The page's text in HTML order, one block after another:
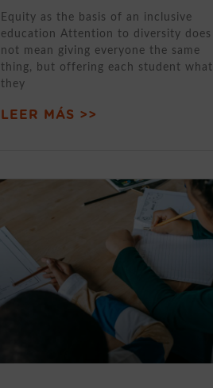
Equity as the basis of an inclusive
education Attention to diversity does
not mean giving everyone the same
thing, but offering each student what
they
LEER MÁS >>